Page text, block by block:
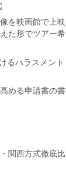
を映画館で上映
た形でツアー希
るハラスメント
める申請書の書
関西方式徹底比